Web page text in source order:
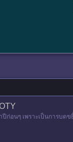
ปีก่อนๆ เพราะเป็นการบ